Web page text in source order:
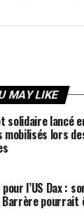
MAY LIKE
solidaire lancé
mobilisés lors
l’US Dax :
pourrait